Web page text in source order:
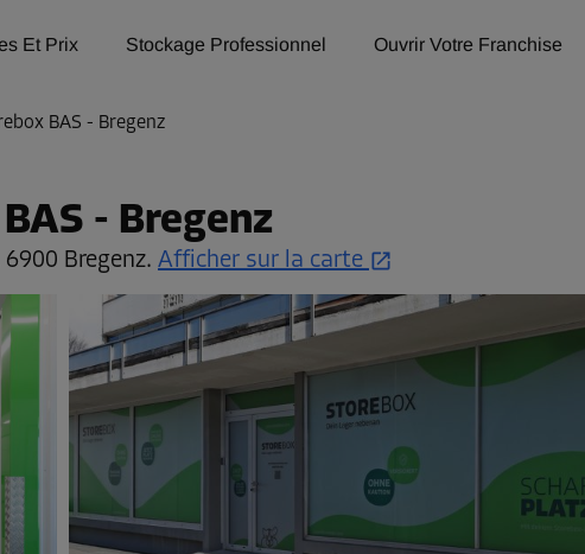
Et Prix Stockage Professionnel Ouvrir Votre Franchise
BAS - Bregenz
- Bregenz
6900 Bregenz. Afficher sur la carte